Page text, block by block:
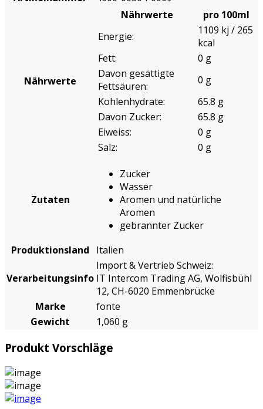
Nährwerte
Nährwerte
pro 100ml
Energie:
1109 kj / 265
kcal
Fett:
0 g
Davon gesättigte
Fettsäuren:
0 g
Kohlenhydrate:
65.8 g
Davon Zucker:
65.8 g
Eiweiss:
0 g
Salz:
0 g
Zutaten
Zucker
Wasser
Aromen und natürliche
Aromen
gebrannter Zucker
Produktionsland
Italien
Verarbeitungsinfo
Import & Vertrieb Schweiz:
IT Intercom Trading AG, Wolfisbühl
12, CH-6020 Emmenbrücke
Marke
fonte
Gewicht
1,060 g
Produkt Vorschläge